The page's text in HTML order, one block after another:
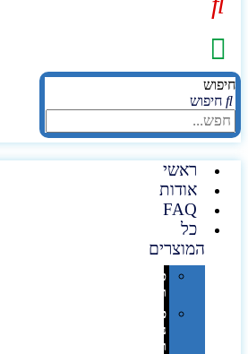
חיפוש
ראשי
אודות
FAQ
כל
המוצרים
טכנולוגיה
וגאדג'טים
פנאי,
נופש
ונסיעות